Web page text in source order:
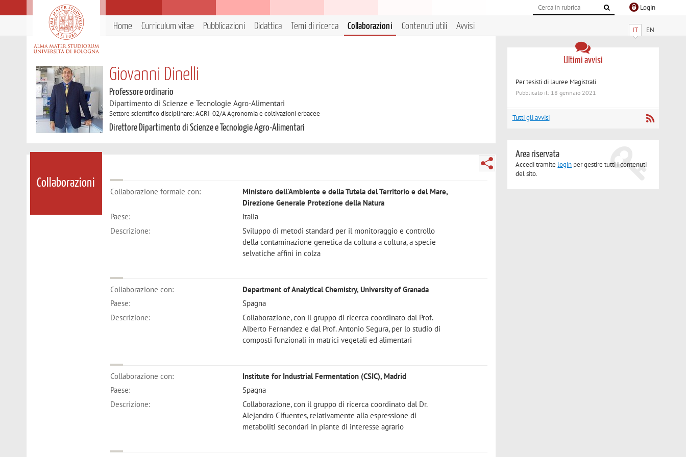
Login
IT EN
Home Curriculum vitae Pubblicazioni Didattica Temi di ricerca Collaborazioni Contenuti utili Avvisi
Giovanni Dinelli
Professore ordinario
Dipartimento di Scienze e Tecnologie Agro-Alimentari
Settore scientifico disciplinare: AGRI-02/A Agronomia e coltivazioni erbacee
Direttore Dipartimento di Scienze e Tecnologie Agro-Alimentari
Collaborazioni
Collaborazione formale con:
Ministero dell'Ambiente e della Tutela del Territorio e del Mare,
Direzione Generale Protezione della Natura
Paese:
Italia
Descrizione:
Sviluppo di metodi standard per il monitoraggio e controllo
della contaminazione genetica da coltura a coltura, a specie
selvatiche affini in colza
Collaborazione con:
Department of Analytical Chemistry, University of Granada
Paese:
Spagna
Descrizione:
Collaborazione, con il gruppo di ricerca coordinato dal Prof.
Alberto Fernandez e dal Prof. Antonio Segura, per lo studio di
composti funzionali in matrici vegetali ed alimentari
Collaborazione con:
Institute for Industrial Fermentation (CSIC), Madrid
Paese:
Spagna
Descrizione:
Collaborazione, con il gruppo di ricerca coordinato dal Dr.
Alejandro Cifuentes, relativamente alla espressione di
metaboliti secondari in piante di interesse agrario
Ultimi avvisi
Per tesisti di lauree Magistrali
Pubblicato il: 18 gennaio 2021
Tutti gli avvisi
Area riservata
Accedi tramite login per gestire tutti i contenuti
del sito.